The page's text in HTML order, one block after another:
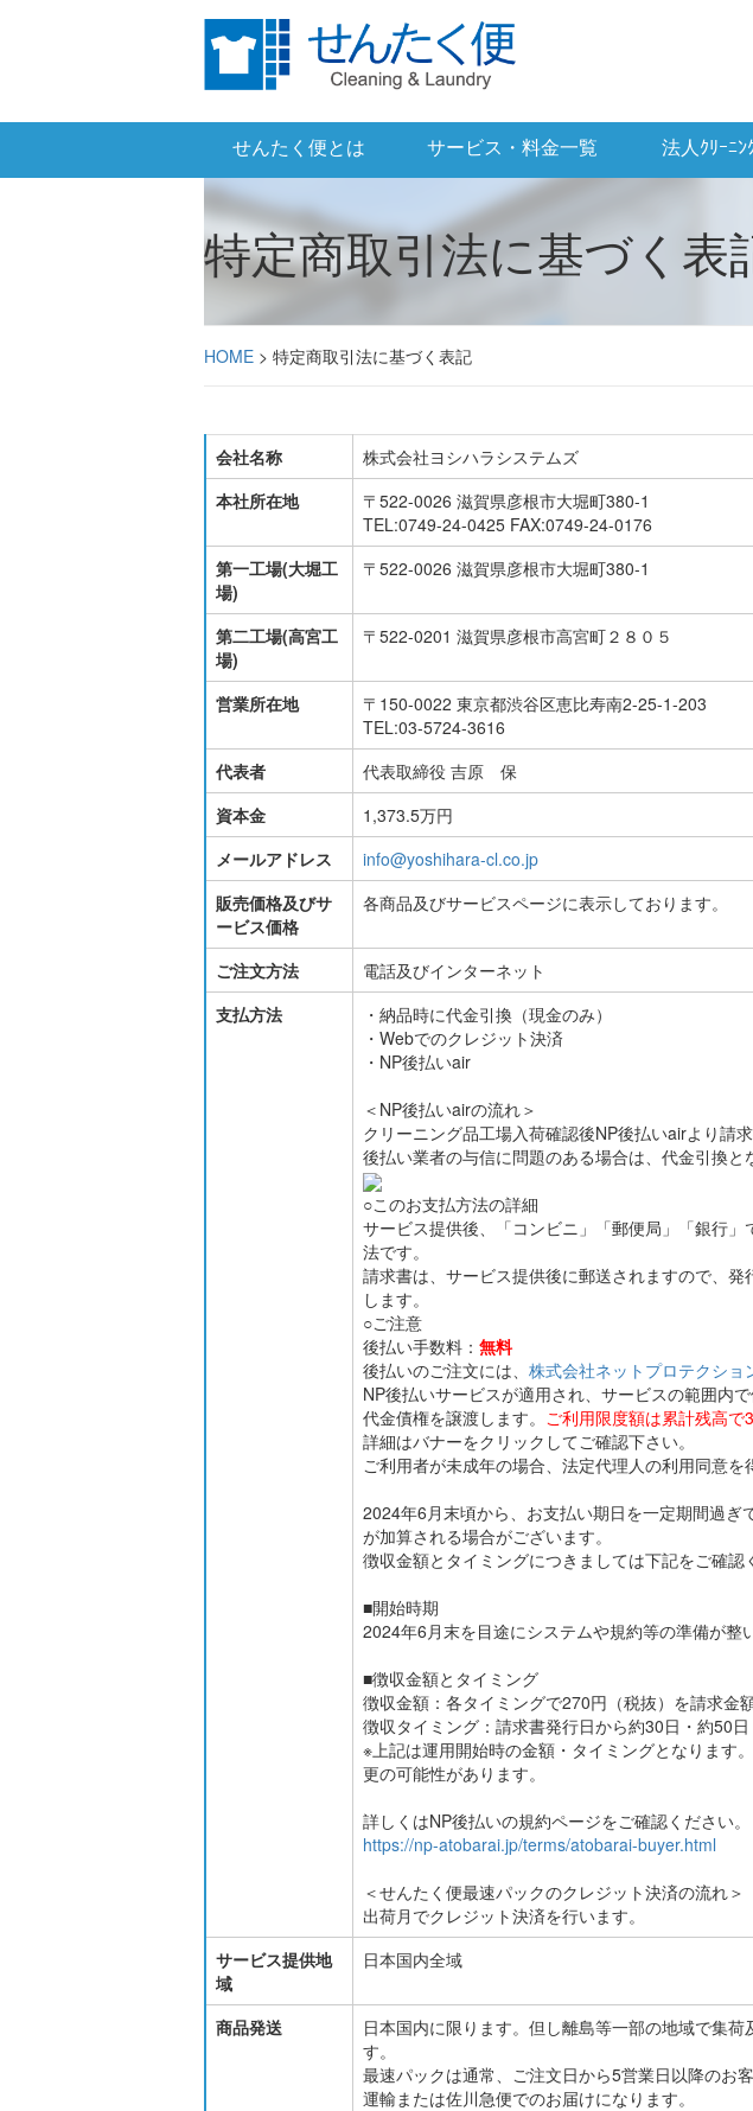
せんたく便とは サービス・料金一覧 法人ｸﾘｰﾆﾝ
特定商取引法に基づく表
HOME > 特定商取引法に基づく表記
会社名称
株式会社ヨシハラシステムズ
本社所在地
〒522-0026 滋賀県彦根市大堀町380-1
TEL:0749-24-0425 FAX:0749-24-0176
第一工場(大堀工
場)
〒522-0026 滋賀県彦根市大堀町380-1
第二工場(高宮工
場)
〒522-0201 滋賀県彦根市高宮町２８０５
営業所在地
〒150-0022 東京都渋谷区恵比寿南2-25-1-203
TEL:03-5724-3616
代表者
代表取締役 吉原 保
資本金
1,373.5万円
メールアドレス
info@yoshihara-cl.co.jp
販売価格及びサ
ービス価格
各商品及びサービスページに表示しております。
ご注文方法
電話及びインターネット
支払方法
・納品時に代金引換（現金のみ）
・Webでのクレジット決済
・NP後払いair
＜NP後払いairの流れ＞
クリーニング品工場入荷確認後NP後払いairより請求
後払い業者の与信に問題のある場合は、代金引換と
○このお支払方法の詳細
サービス提供後、「コンビニ」「郵便局」「銀行
法です。
請求書は、サービス提供後に郵送されますので、
します。
○ご注意
後払い手数料： 無料
後払いのご注文には、 株式会社ネットプロテクショ
NP後払いサービスが適用され、サービスの範囲内で
代金債権を譲渡します。 ご利用限度額は累計残高で
詳細はバナーをクリックしてご確認下さい。
ご利用者が未成年の場合、法定代理人の利用同意を
2024年6月末頃から、お支払い期日を一定期間過ぎ
が加算される場合がございます。
徴収金額とタイミングにつきましては下記をご確認
■開始時期
2024年6月末を目途にシステムや規約等の準備が整
■徴収金額とタイミング
徴収金額：各タイミングで270円（税抜）を請求金
徴収タイミング：請求書発行日から約30日・約50
※上記は運用開始時の金額・タイミングとなります
更の可能性があります。
詳しくはNP後払いの規約ページをご確認ください。
https://np-atobarai.jp/terms/atobarai-buyer.html
＜せんたく便最速パックのクレジット決済の流れ＞
出荷月でクレジット決済を行います。
サービス提供地
域
日本国内全域
商品発送
日本国内に限ります。但し離島等一部の地域で集
す。
最速パックは通常、ご注文日から5営業日以降のお
運輸または佐川急便でのお届けになります。